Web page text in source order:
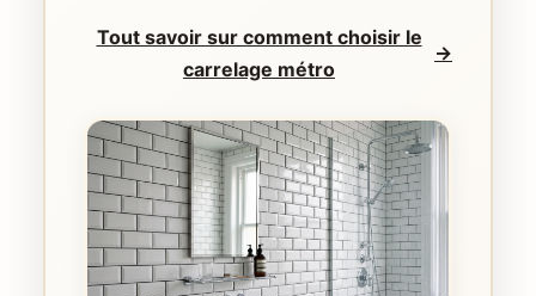
Tout savoir sur comment choisir le
carrelage métro
→